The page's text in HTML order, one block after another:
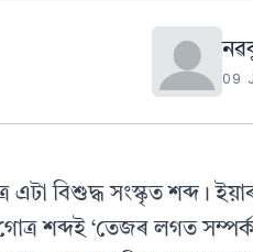
09
এটা বিশুদ্ধ সংস্কৃত শব্দ।
শব্দই ‘তেজৰ লগত